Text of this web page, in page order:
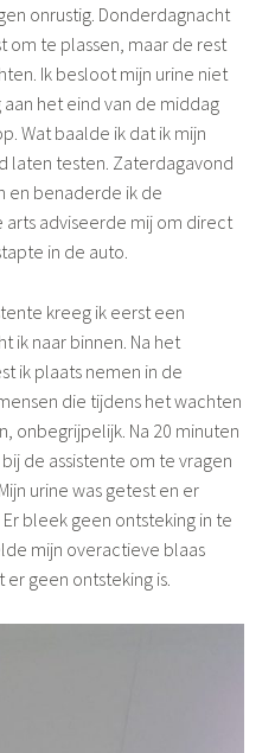
onrustig. Donderdagnacht
om te plassen, maar de rest
Ik besloot mijn urine niet
het eind van de middag
Wat baalde ik dat ik mijn
laten testen. Zaterdagavond
en benaderde ik de
arts adviseerde mij om direct
in de auto.
kreeg ik eerst een
ik naar binnen. Na het
ik plaats nemen in de
die tijdens het wachten
onbegrijpelijk. Na 20 minuten
de assistente om te vragen
urine was getest en er
bleek geen ontsteking in te
mijn overactieve blaas
geen ontsteking is.